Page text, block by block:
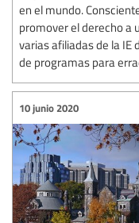
en el mundo.
promover el derecho a
varias afiliadas de la IE
de programas para
10 junio 2020